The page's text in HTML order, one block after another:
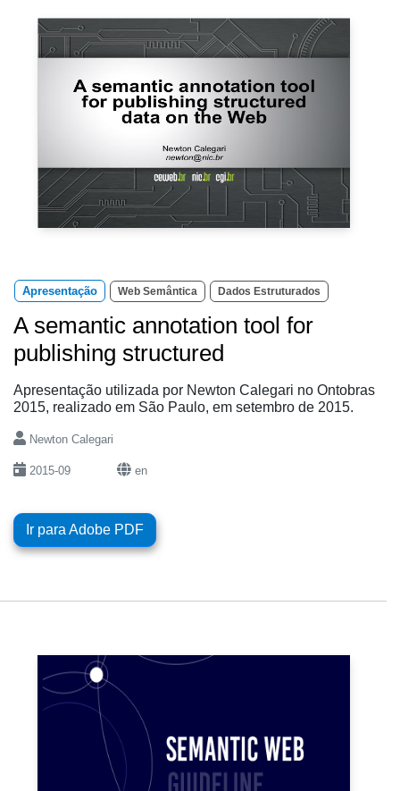
Apresentação Web Semântica Dados Estruturados
A semantic annotation tool for
publishing structured
Apresentação utilizada por Newton Calegari no Ontobras
2015, realizado em São Paulo, em setembro de 2015.
Newton Calegari
2015-09 en
Ir para Adobe PDF